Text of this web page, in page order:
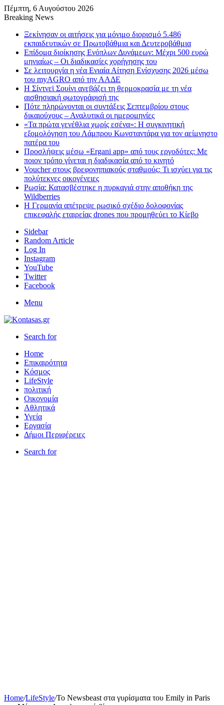
Πέμπτη, 6 Αυγούστου 2026
Breaking News
Ξεκίνησαν οι αιτήσεις για μόνιμο διορισμό 5.486
εκπαιδευτικών σε Πρωτοβάθμια και Δευτεροβάθμια
Επίδομα διοίκησης Ενόπλων Δυνάμεων: Μέχρι 500 ευρώ
μηνιαίως – Οι διαδικασίες χορήγησης του
Σε λειτουργία η νέα Ενιαία Αίτηση Ενίσχυσης 2026 μέσω
του myAGRO από την ΑΑΔΕ
Η Σίντνεϊ Σουίνι ανεβάζει τη θερμοκρασία με τη νέα
αισθησιακή φωτογράφισή της
Πότε πληρώνονται οι συντάξεις Σεπτεμβρίου στους
δικαιούχους – Αναλυτικά οι ημερομηνίες
«Τα πρώτα γενέθλια χωρίς εσένα»: Η συγκινητική
εξομολόγηση του Λάμπρου Κωνσταντάρα για τον αείμνηστο
πατέρα του
Προσλήψεις μέσω «Ergani app» από τους εργοδότες: Με
ποιον τρόπο γίνεται η διαδικασία από το κινητό
Voucher στους βρεφονηπιακούς σταθμούς: Τι ισχύει για τις
πολύτεκνες οικογένειες
Ρωσία: Κατασβέστηκε η πυρκαγιά στην αποθήκη της
Wildberries
Η Γερμανία απέτρεψε ρωσικό σχέδιο δολοφονίας
επικεφαλής εταιρείας drones που προμηθεύει το Κίεβο
Sidebar
Random Article
Log In
Instagram
YouTube
Twitter
Facebook
Menu
Search for
Home
Επικαιρότητα
Κόσμος
LifeStyle
πολιτική
Οικονομία
Αθλητικά
Υγεία
Εργασία
Δήμοι Περιφέρειες
Search for
Home/LifeStyle/Το Newsbeast στα γυρίσματα του Emily in Paris